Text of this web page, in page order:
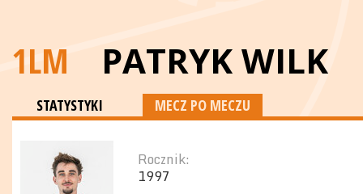
1LM PATRYK WILK
STATYSTYKI MECZ PO MECZU
Rocznik:
1997